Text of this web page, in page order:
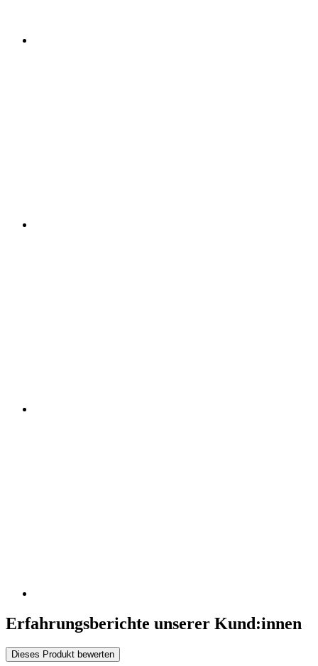
Erfahrungsberichte unserer Kund:innen
Dieses Produkt bewerten